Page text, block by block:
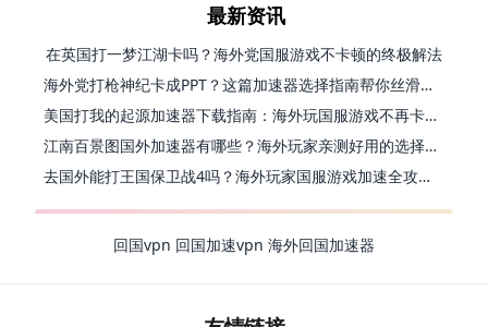
最新资讯
在英国打一梦江湖卡吗？海外党国服游戏不卡顿的终极解法
海外党打枪神纪卡成PPT？这篇加速器选择指南帮你丝滑上分
美国打我的起源加速器下载指南：海外玩国服游戏不再卡的终极方案
江南百景图国外加速器有哪些？海外玩家亲测好用的选择与避坑指南
去国外能打王国保卫战4吗？海外玩家国服游戏加速全攻略（附公主连结幻想江湖实测）
回国vpn 回国加速vpn 海外回国加速器